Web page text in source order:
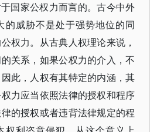
国家公权力而言的。古今中外
的威胁不是处于强势地位的同
权力。从古典人权理论来说，
关系，如果公权力的介入，不
此，人权有其特定的内涵，其
力应当依照法律的授权和程序
的授权或者违背法律规定的程